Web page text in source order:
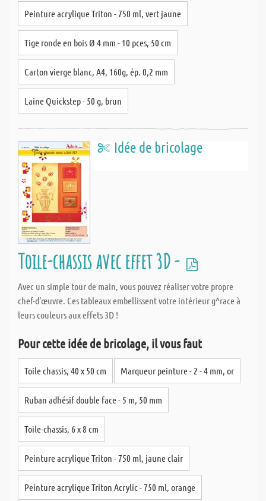
Peinture acrylique Triton - 750 ml, vert jaune
Tige ronde en bois Ø 4 mm - 10 pces, 50 cm
Carton vierge blanc, A4, 160g, ép. 0,2 mm
Laine Quickstep - 50 g, brun
Idée de bricolage
Toile-chassis avec effet 3D -
Avec un simple tour de main, vous pouvez réaliser votre propre
chef-d'œuvre. Ces tableaux embellissent votre intérieur g^race à
leurs couleurs aux effets 3D !
Pour cette idée de bricolage, il vous faut
Toile chassis, 40 x 50 cm Marqueur peinture - 2 - 4 mm, or
Ruban adhésif double face - 5 m, 50 mm
Toile-chassis, 6 x 8 cm
Peinture acrylique Triton - 750 ml, jaune clair
Peinture acrylique Triton Acrylic - 750 ml, orange